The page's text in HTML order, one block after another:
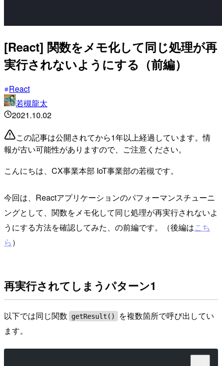
[React] 関数をメモ化して同じ処理が再
実行されないようにする（前編）
React
若槻龍太
2021.10.02
この記事は公開されてから1年以上経過しています。情
報が古い可能性がありますので、ご注意ください。
こんにちは、CX事業本部 IoT事業部の若槻です。
今回は、Reactアプリケーションのパフォーマンスチューニ
ングとして、関数をメモ化して同じ処理が再実行されないよ
うにする方法を確認してみた、の前編です。（後編はこち
ら）
再実行されてしまうパターン1
以下では同じ関数 getResult()
を複数箇所で呼び出してい
ます。